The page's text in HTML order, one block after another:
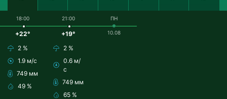
18:00
+22°
2 %
1.9 м/с
749 мм
49 %
21:00
+19°
2 %
0.6 м/
с
749 мм
65 %
ПН
10.08